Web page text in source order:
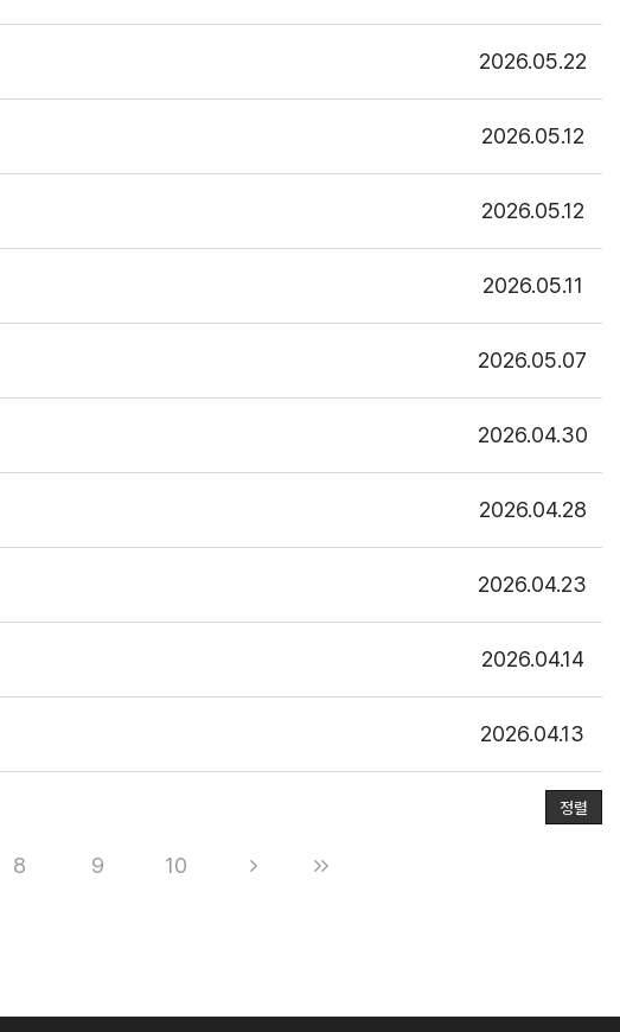
2026.05.22
2026.05.12
2026.05.12
2026.05.11
2026.05.07
2026.04.30
2026.04.28
2026.04.23
2026.04.14
2026.04.13
정렬
8 9 10